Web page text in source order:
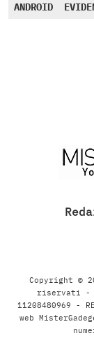
ANDROID
Copyright ©
riservati -
11208480969 -
web